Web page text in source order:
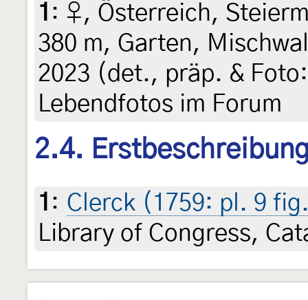
1 : ♀, Österreich,
380 m, Garten,
2023 (det., präp. &
Lebendfotos im Forum
2.4.
1 : Clerck (1759: pl. 9
Library of Congress,